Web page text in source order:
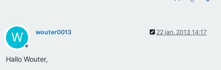
W
Offline
wouter0013 22 jan. 2013 14:17
Hallo Wouter,